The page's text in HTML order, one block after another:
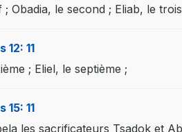
; Obadia, le second ; Eliab, le
12: 11
; Eliel, le septième ;
15: 11
les sacrificateurs Tsadok et